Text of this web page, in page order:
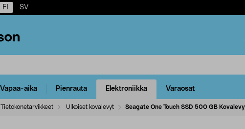
FI SV
Vapaa-aika Pienrauta Elektroniikka Varaosat
Tietokonetarvikkeet Ulkoiset kovalevyt Seagate One Touch SSD 500 GB Kovalevy